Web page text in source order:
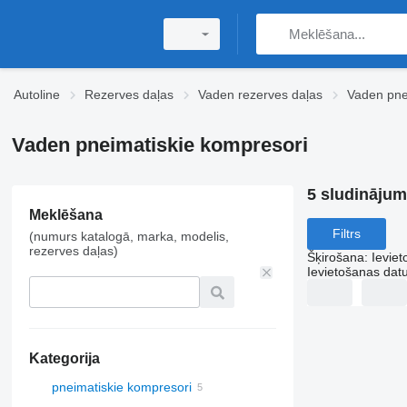
Autoline Rezerves daļas Vaden rezerves daļas Vaden
Vaden pneimatiskie kompresori
Meklēšana
(numurs katalogā, marka, modelis,
rezerves daļas)
Kategorija
pneimatiskie kompresori
5
Filtrs
Šķirošana:
Ievietošanas